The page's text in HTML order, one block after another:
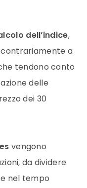
dell’indice,
a
tendono conto
delle
dei 30
vengono
da dividere
nel tempo